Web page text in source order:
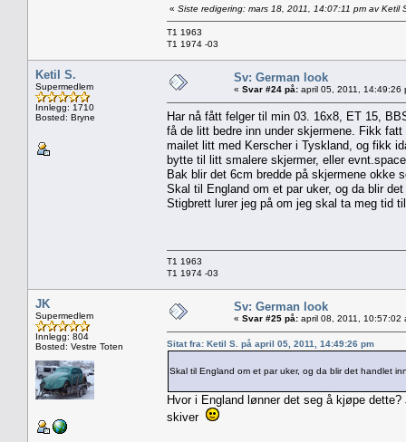
« Siste redigering: mars 18, 2011, 14:07:11 pm av Ketil
T1 1963
T1 1974 -03
Ketil S.
Supermedlem
Innlegg: 1710
Bosted: Bryne
Sv: German look
« Svar #24 på: april 05, 2011, 14:49:26
Har nå fått felger til min 03. 16x8, ET 15,
få de litt bedre inn under skjermene. Fikk
mailet litt med Kerscher i Tyskland, og fikk
bytte til litt smalere skjermer, eller
Bak blir det 6cm bredde på skjermene okke
Skal til England om et par uker, og da blir
Stigbrett lurer jeg på om jeg skal ta meg tid
T1 1963
T1 1974 -03
JK
Supermedlem
Innlegg: 804
Bosted: Vestre Toten
Sv: German look
« Svar #25 på: april 08, 2011, 10:57:02
Sitat fra: Ketil S. på april 05, 2011, 14:49:26 pm
Skal til England om et par uker, og da blir det handlet
Hvor i England lønner det seg å kjøpe
skiver